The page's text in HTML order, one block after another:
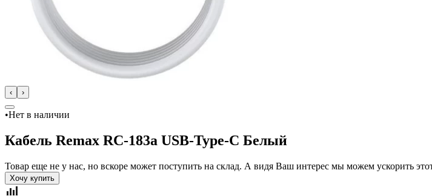
‹ ›
•Нет в наличии
Кабель Remax RC-183a USB-Type-C Белый
Товар еще не у нас, но вскоре может поступить на склад. А видя Ваш интерес мы можем ускорить
Хочу купить